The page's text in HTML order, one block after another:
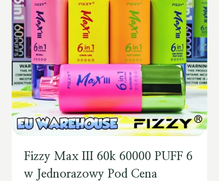
Fizzy Max III 60k 60000 PUFF 6
w Jednorazowy Pod Cena